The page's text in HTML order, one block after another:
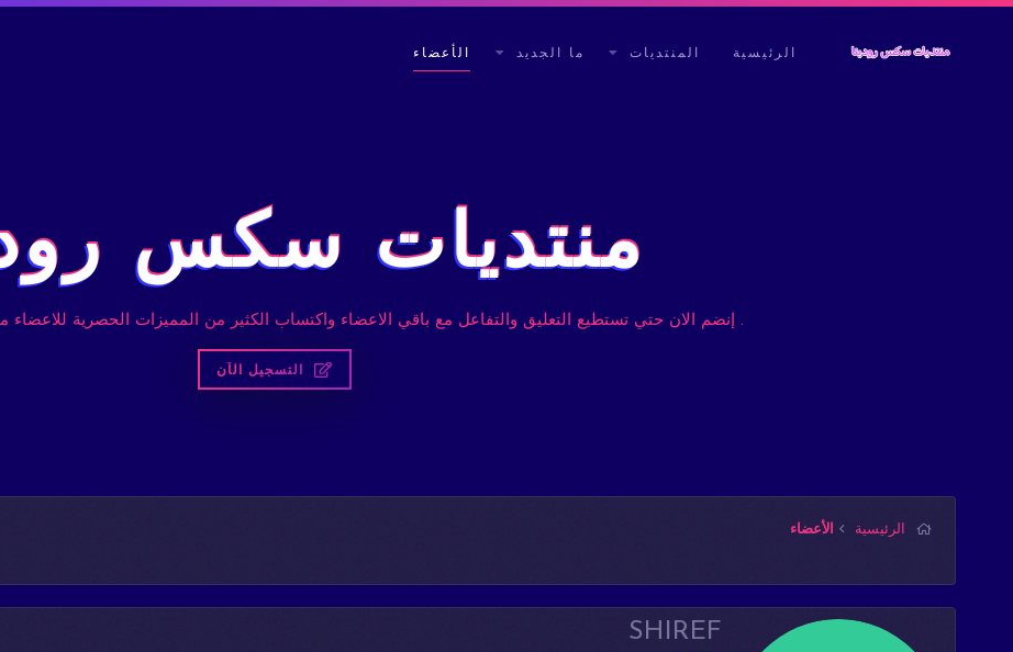
الرئيسية المنتديات ما الجديد الأعضاء
منتديات سكس
. إنضم الان حتي تستطيع التعليق والتفاعل مع باقي الاعضاء واكتساب الكثير من المميزات الحصرية للاعضاء
التسجيل الآن
الرئيسية الأعضاء
SHIREF